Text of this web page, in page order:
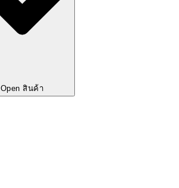
Open สินค้า